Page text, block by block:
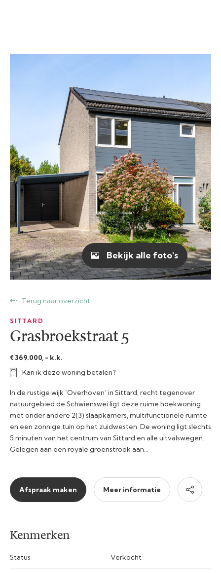
Terug naar overzicht
SITTARD
Grasbroekstraat 5
€ 369.000, - k.k.
Kan ik deze woning betalen?
In de rustige wijk ‘Overhoven’ in Sittard, recht tegenover
natuurgebied de Schwienswei ligt deze ruime hoekwoning
met onder andere 2(3) slaapkamers, multifunctionele ruimte
en een zonnige tuin op het zuidwesten. De woning ligt slechts
5 minuten van het centrum van Sittard en alle uitvalswegen.
Gelegen aan een royale groenstrook aan…
Afspraak maken Meer informatie
Bekijk alle foto's
Kenmerken
Status Verkocht